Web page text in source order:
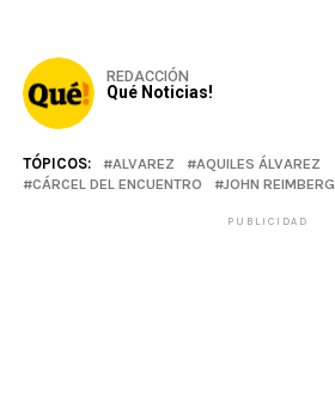
REDACCIÓN
Qué Noticias!
TÓPICOS: ALVAREZ
AQUILES ÁLVAREZ
CÁRCEL DEL ENCUENTRO
JOHN REIMBERG
PUBLICIDAD